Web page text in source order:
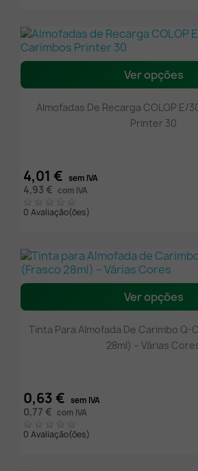
Ver opções
Almofadas De Recarga COLOP E/
Printer 30
4,01 € sem IVA
4,93 € com IVA
0 Avaliação(ões)
Ver opções
Tinta Para Almofada De Carimbo Q-
28ml) – Várias
0,63 € sem IVA
0,77 € com IVA
0 Avaliação(ões)